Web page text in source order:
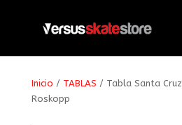
Inicio / TABLAS / Tabla Santa
Roskopp